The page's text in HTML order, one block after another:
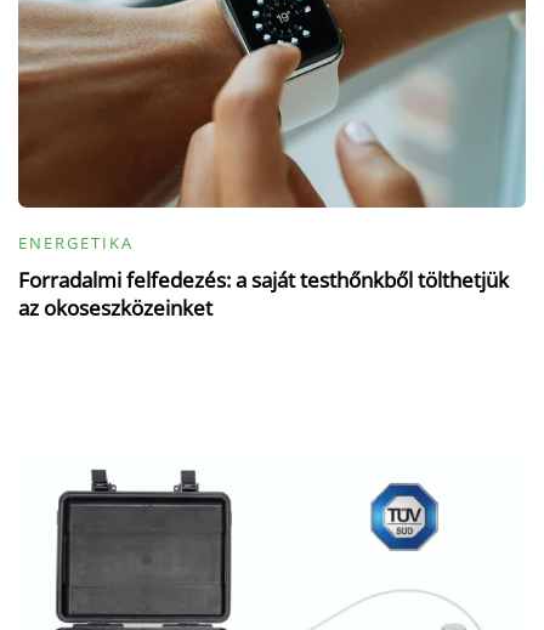
ENERGETIKA
Forradalmi felfedezés: a saját testhőnkből tölthetjük
az okoseszközeinket